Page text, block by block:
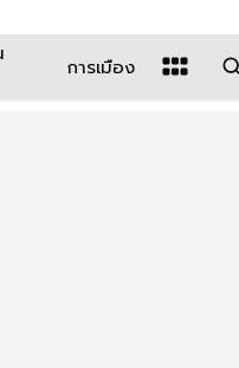
การเมือง